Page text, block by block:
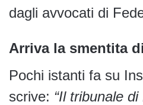
dagli avvocati di
Arriva la smentita
Pochi istanti fa su
scrive: “Il tribunale